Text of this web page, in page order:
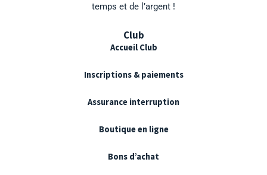
temps et de l’argent !
Club
Accueil Club
Inscriptions & paiements
Assurance interruption
Boutique en ligne
Bons d’achat